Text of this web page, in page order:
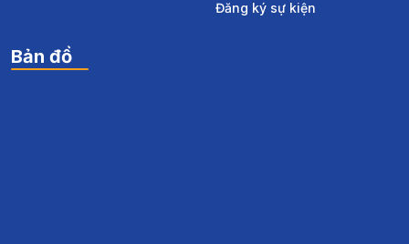
Đăng ký sự kiện
Bản đồ